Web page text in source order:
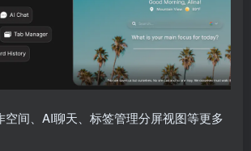
空间、AI聊天、标签管理分屏视图等更多